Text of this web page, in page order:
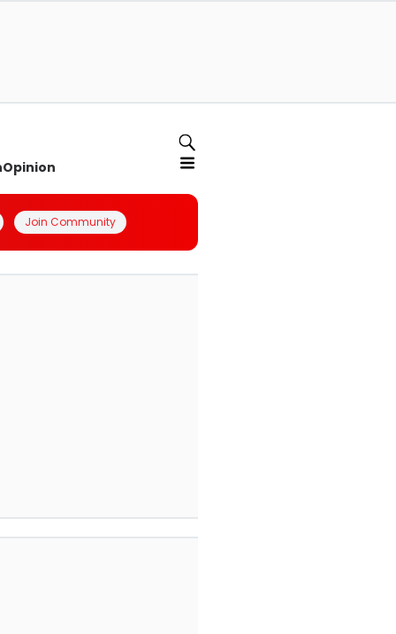
Opinion
Join Community